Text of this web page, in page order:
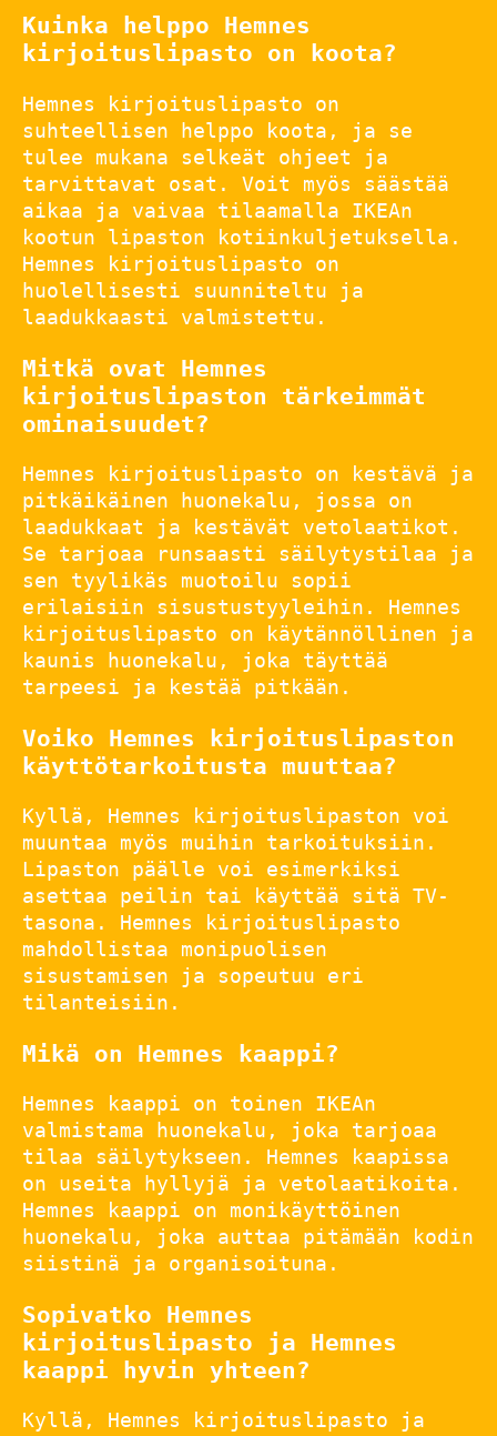
Kuinka helppo Hemnes
kirjoituslipasto on koota?
Hemnes kirjoituslipasto on
suhteellisen helppo koota, ja se
tulee mukana selkeät ohjeet ja
tarvittavat osat. Voit myös säästää
aikaa ja vaivaa tilaamalla IKEAn
kootun lipaston kotiinkuljetuksella.
Hemnes kirjoituslipasto on
huolellisesti suunniteltu ja
laadukkaasti valmistettu.
Mitkä ovat Hemnes
kirjoituslipaston tärkeimmät
ominaisuudet?
Hemnes kirjoituslipasto on kestävä ja
pitkäikäinen huonekalu, jossa on
laadukkaat ja kestävät vetolaatikot.
Se tarjoaa runsaasti säilytystilaa ja
sen tyylikäs muotoilu sopii
erilaisiin sisustustyyleihin. Hemnes
kirjoituslipasto on käytännöllinen ja
kaunis huonekalu, joka täyttää
tarpeesi ja kestää pitkään.
Voiko Hemnes kirjoituslipaston
käyttötarkoitusta muuttaa?
Kyllä, Hemnes kirjoituslipaston voi
muuntaa myös muihin tarkoituksiin.
Lipaston päälle voi esimerkiksi
asettaa peilin tai käyttää sitä TV-
tasona. Hemnes kirjoituslipasto
mahdollistaa monipuolisen
sisustamisen ja sopeutuu eri
tilanteisiin.
Mikä on Hemnes kaappi?
Hemnes kaappi on toinen IKEAn
valmistama huonekalu, joka tarjoaa
tilaa säilytykseen. Hemnes kaapissa
on useita hyllyjä ja vetolaatikoita.
Hemnes kaappi on monikäyttöinen
huonekalu, joka auttaa pitämään kodin
siistinä ja organisoituna.
Sopivatko Hemnes
kirjoituslipasto ja Hemnes
kaappi hyvin yhteen?
Kyllä, Hemnes kirjoituslipasto ja